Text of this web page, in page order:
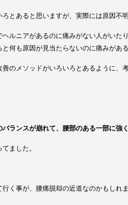
とあると思いますが、実際には原因不
ルニアがあるのに痛みがない人がいたり
何も原因が見当たらないのに痛みがあ
のメソッドがいろいろとあるように、
バランスが崩れて、腰部のある一部に強
ました。
く事が、腰痛脱却の近道なのかもしれま